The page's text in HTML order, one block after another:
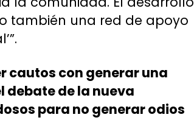
también una red de apoyo
cautos con generar una
de la nueva
para no generar odios